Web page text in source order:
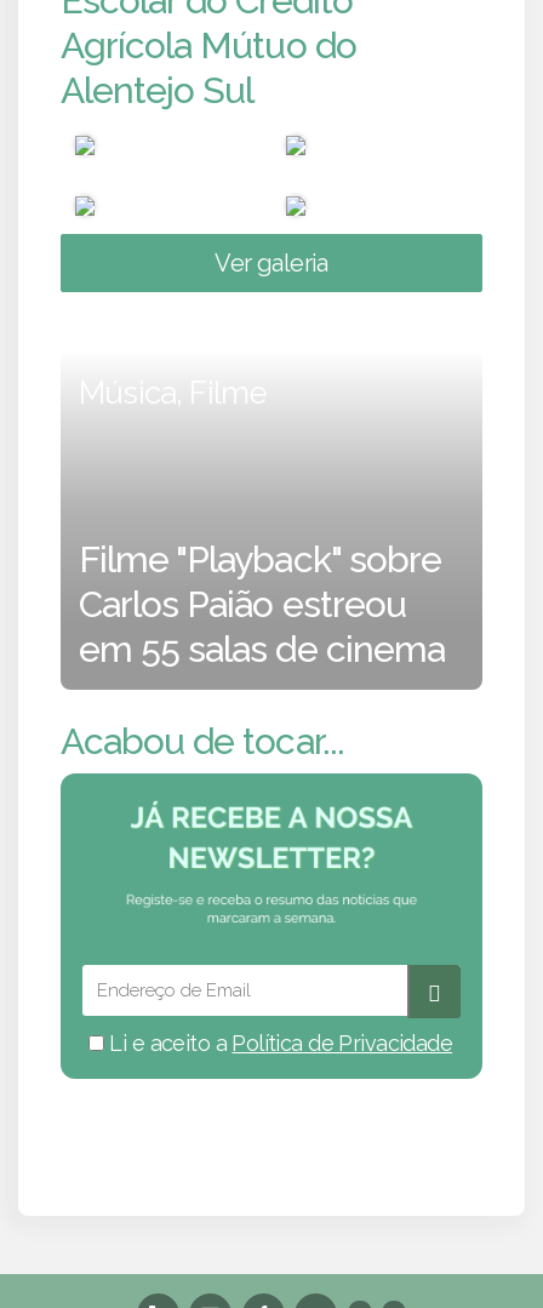
Agrícola Mútuo do
Alentejo Sul
Ver galeria
Música, Filme
Filme "Playback" sobre
Carlos Paião estreou
em 55 salas de cinema
Acabou de tocar...
Li e aceito a Política de Privacidade